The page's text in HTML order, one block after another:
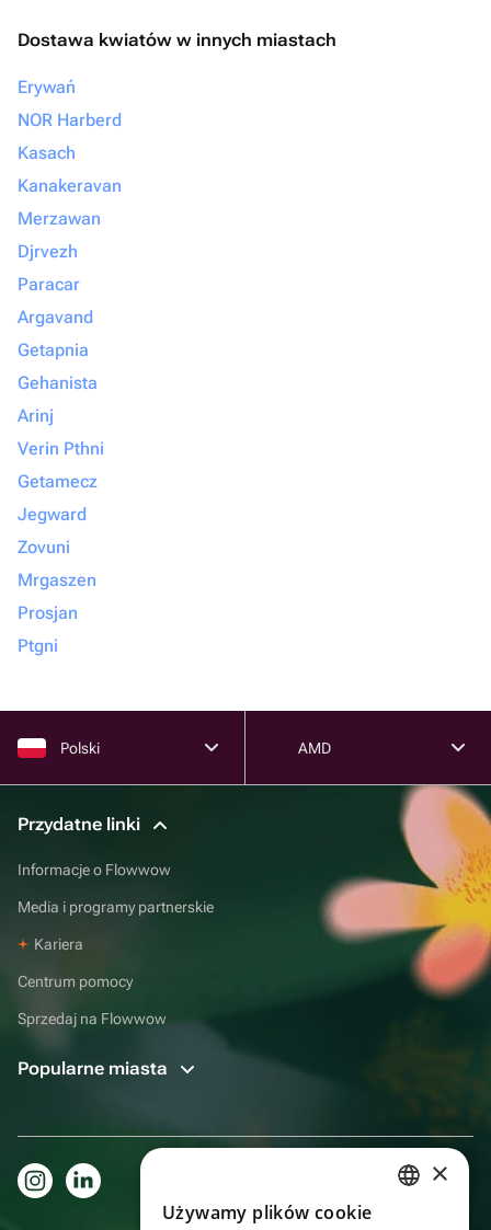
Dostawa kwiatów w innych miastach
Erywań
NOR Harberd
Kasach
Kanakeravan
Merzawan
Djrvezh
Paracar
Argavand
Getapnia
Gehanista
Arinj
Verin Pthni
Getamecz
Jegward
Zovuni
Mrgaszen
Prosjan
Ptgni
Polski AMD
Przydatne linki
Informacje o Flowwow
Media i programy partnerskie
Kariera
Centrum pomocy
Sprzedaj na Flowwow
Popularne miasta
×
Używamy plików cookie